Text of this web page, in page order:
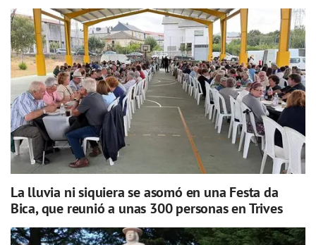
La lluvia ni siquiera se asomó en una Festa da
Bica, que reunió a unas 300 personas en Trives